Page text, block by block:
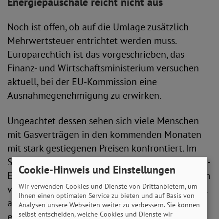
Noch ist offen, ob auf die Umlage zusätzlich
Mehrwertsteuer entrichtet werden muss.
Europarechtich ist das vorgeschrieben, das
Finanz- und Wirtschaftsministerium versuchen
aktuell, bei der EU-Kommission eine
Ausnahmegenehmigung zu erwirken.
Ungeachtet dessen sehen sich viele Menschen
mit Gasverträgen in den kommenden Monaten
mit stark gestiegenen Preisen konfrontiert. Im
September erfolgt die Auszahlung der 300-Euro-
Energiepauschale Doch dieser Betrag, der zudem
versteuert werden muss, reicht bei Weitem nicht
aus, um die Kosten zu decken. Rentner*innen
Cookie-Hinweis und Einstellungen
Wir verwenden Cookies und Dienste von Drittanbietern, um
Ihnen einen optimalen Service zu bieten und auf Basis von
Analysen unsere Webseiten weiter zu verbessern. Sie können
selbst entscheiden, welche Cookies und Dienste wir